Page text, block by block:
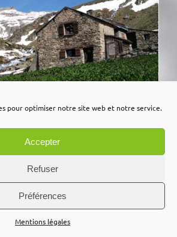
pour optimiser notre site web et notre service.
Accepter
Refuser
Préférences
Mentions légales
de la Vanoise / Nuit en
refuge